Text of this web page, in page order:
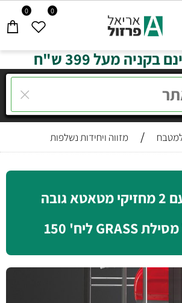
0 0
מעל 399 ש"ח
/ מזווה ויחידות נשלפות
עמוד נשלף עם 2 מחזיקי מטאטא גובה